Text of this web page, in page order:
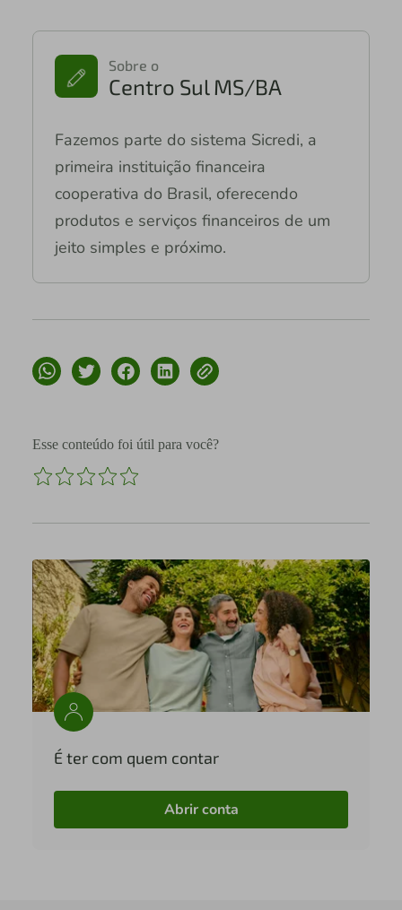
Sobre o
Centro Sul MS/BA
Fazemos parte do sistema Sicredi, a
primeira instituição financeira
cooperativa do Brasil, oferecendo
produtos e serviços financeiros de um
jeito simples e próximo.
Esse conteúdo foi útil para você?
É ter com quem contar
Abrir conta